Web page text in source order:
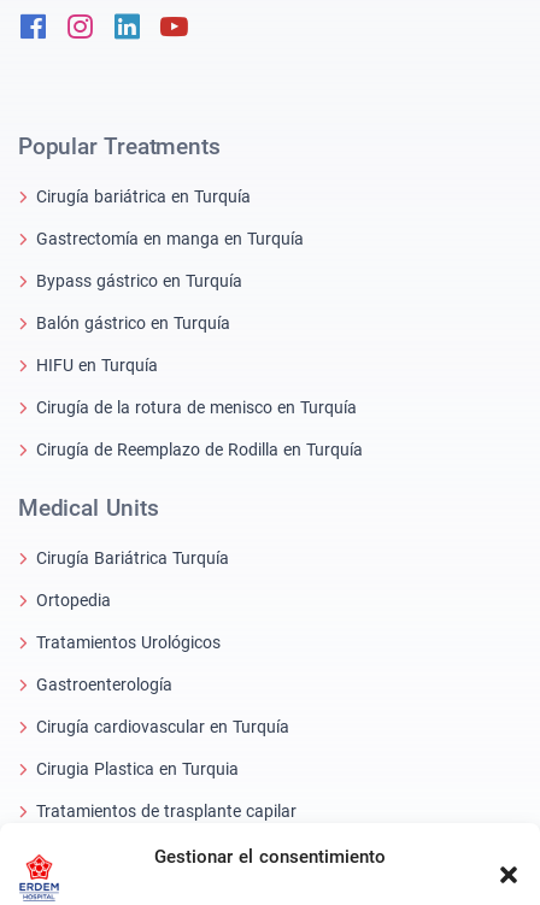
Gestionar el consentimiento
FacebookInstagram
Linkedin
Popular Treatments
Cirugía bariátrica en Turquía
Gastrectomía en manga en Turquía
Bypass gástrico en Turquía
Balón gástrico en Turquía
HIFU en Turquía
Cirugía de la rotura de menisco en Turquía
Cirugía de Reemplazo de Rodilla en Turquía
Medical Units
Cirugía Bariátrica Turquía
Ortopedia
Tratamientos Urológicos
Gastroenterología
Cirugía cardiovascular en Turquía
Cirugia Plastica en Turquia
Tratamientos de trasplante capilar
Tratamientos Dentales Turquía
Láser Ocular